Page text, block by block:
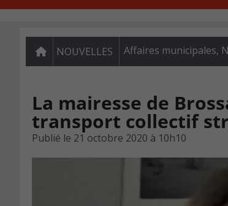
NOUVELLES Affaires municipales,
La mairesse de
transport collectif
Publié le 21 octobre 2020 à 10h10